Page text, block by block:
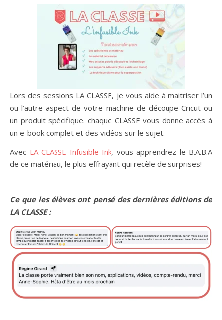
Lors des sessions LA CLASSE, je vous aide à maitriser l’un
ou l’autre aspect de votre machine de découpe Cricut ou
un produit spécifique. chaque CLASSE vous donne accès à
un e-book complet et des vidéos sur le sujet.
Avec LA CLASSE Infusible Ink, vous apprendrez le B.A.B.A
de ce matériau, le plus effrayant qui recèle de surprises!
Ce que les élèves ont pensé des dernières éditions de
LA CLASSE :